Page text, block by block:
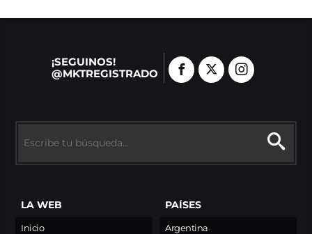
¡SEGUINOS!
@MKTREGISTRADO
LA WEB
Inicio
PAÍSES
Argentina